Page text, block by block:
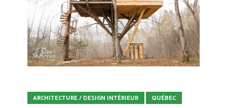
ARCHITECTURE / DESIGN INTÉRIEUR QUÉBEC